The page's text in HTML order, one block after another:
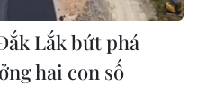
Lắk bứt phá
hai con số